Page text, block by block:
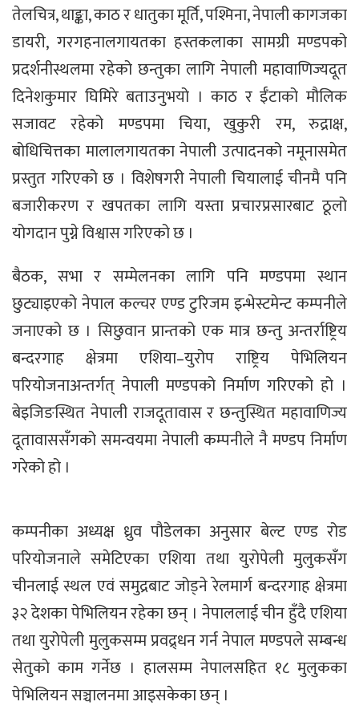
तेलचित्र, थाङ्का, काठ र धातुका मूर्ति, पश्मिना, नेपाली कागजका
डायरी, गरगहनालगायतका हस्तकलाका सामग्री मण्डपको
प्रदर्शनीस्थलमा रहेको छन्तुका लागि नेपाली महावाणिज्यदूत
दिनेशकुमार घिमिरे बताउनुभयो । काठ र ईँटाको मौलिक
सजावट रहेको मण्डपमा चिया, खुकुरी रम, रुद्राक्ष,
बोधिचित्तका मालालगायतका नेपाली उत्पादनको नमूनासमेत
प्रस्तुत गरिएको छ । विशेषगरी नेपाली चियालाई चीनमै पनि
बजारीकरण र खपतका लागि यस्ता प्रचारप्रसारबाट ठूलो
योगदान पुग्ने विश्वास गरिएको छ ।
बैठक, सभा र सम्मेलनका लागि पनि मण्डपमा स्थान
छुट्याइएको नेपाल कल्चर एण्ड टुरिजम इन्भेस्टमेन्ट कम्पनीले
जनाएको छ । सिछुवान प्रान्तको एक मात्र छन्तु अन्तर्राष्ट्रिय
बन्दरगाह क्षेत्रमा एशिया–युरोप राष्ट्रिय पेभिलियन
परियोजनाअन्तर्गत् नेपाली मण्डपको निर्माण गरिएको हो ।
बेइजिङस्थित नेपाली राजदूतावास र छन्तुस्थित महावाणिज्य
दूतावाससँगको समन्वयमा नेपाली कम्पनीले नै मण्डप निर्माण
गरेको हो ।
कम्पनीका अध्यक्ष ध्रुव पौडेलका अनुसार बेल्ट एण्ड रोड
परियोजनाले समेटिएका एशिया तथा युरोपेली मुलुकसँग
चीनलाई स्थल एवं समुद्रबाट जोड्ने रेलमार्ग बन्दरगाह क्षेत्रमा
३२ देशका पेभिलियन रहेका छन् । नेपाललाई चीन हुँदै एशिया
तथा युरोपेली मुलुकसम्म प्रवद्र्धन गर्न नेपाल मण्डपले सम्बन्ध
सेतुको काम गर्नेछ । हालसम्म नेपालसहित १८ मुलुकका
पेभिलियन सञ्चालनमा आइसकेका छन् ।